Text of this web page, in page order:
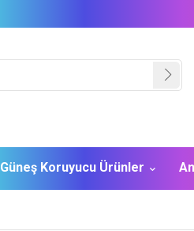
Güneş Koruyucu Ürünler